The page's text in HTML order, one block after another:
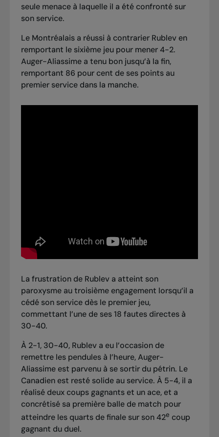
seule menace à laquelle il a été confronté sur
son service.
Le Montréalais a réussi à contrarier Rublev en
remportant le sixième jeu pour mener 4-2.
Auger-Aliassime a tenu bon jusqu’à la fin,
remportant 86 pour cent de ses points au
premier service dans la manche.
La frustration de Rublev a atteint son
paroxysme au troisième engagement lorsqu’il a
cédé son service dès le premier jeu,
commettant l’une de ses 18 fautes directes à
30-40.
À 2-1, 30-40, Rublev a eu l’occasion de
remettre les pendules à l’heure, Auger-
Aliassime est parvenu à se sortir du pétrin. Le
Canadien est resté solide au service. À 5-4, il a
réalisé deux coups gagnants et un ace, et a
concrétisé sa première balle de match pour
atteindre les quarts de finale sur son 42e coup
gagnant du duel.